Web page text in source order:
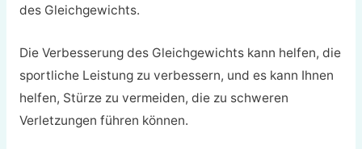
des Gleichgewichts.
Die Verbesserung des Gleichgewichts kann helfen, die
sportliche Leistung zu verbessern, und es kann Ihnen
helfen, Stürze zu vermeiden, die zu schweren
Verletzungen führen können.